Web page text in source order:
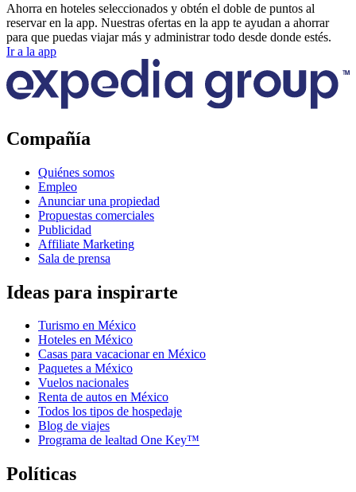
Ahorra en hoteles seleccionados y obtén el doble de puntos al
reservar en la app. Nuestras ofertas en la app te ayudan a ahorrar
para que puedas viajar más y administrar todo desde donde estés.
Ir a la app
Compañía
Quiénes somos
Empleo
Anunciar una propiedad
Propuestas comerciales
Publicidad
Affiliate Marketing
Sala de prensa
Ideas para inspirarte
Turismo en México
Hoteles en México
Casas para vacacionar en México
Paquetes a México
Vuelos nacionales
Renta de autos en México
Todos los tipos de hospedaje
Blog de viajes
Programa de lealtad One Key™
Políticas